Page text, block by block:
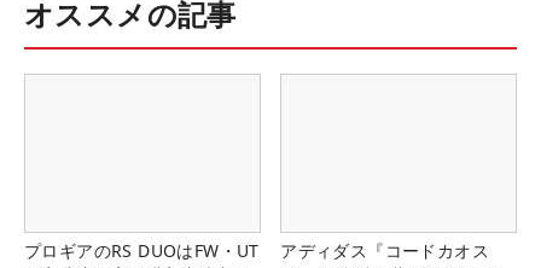
オススメの記事
プロギアのRS DUOはFW・UT
アディダス『コードカオス